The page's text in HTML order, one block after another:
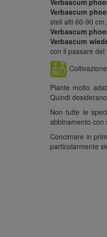
Verbascum
Verbascum
steli alti 60-90 cm.
Verbascum
Verbascum
con il passare
Coltivazione
Piante molto
Quindi
Non tutte le
abbinamento con
Concimare in
particolarmente